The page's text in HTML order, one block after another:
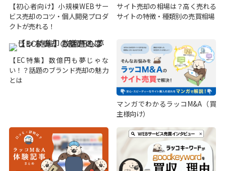
【初心者向け】小規模WEBサー
ビス売却のコツ・個人開発プロダ
クトが売れる！
サイト売却の相場は？高く売れる
サイトの特徴・種類別の売買相場
【EC特集】数億円も夢じゃな
い！？話題のブランド売却の魅力
とは
マンガでわかるラッコM&A（買
主様向け）